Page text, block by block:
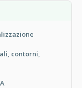
contorni,